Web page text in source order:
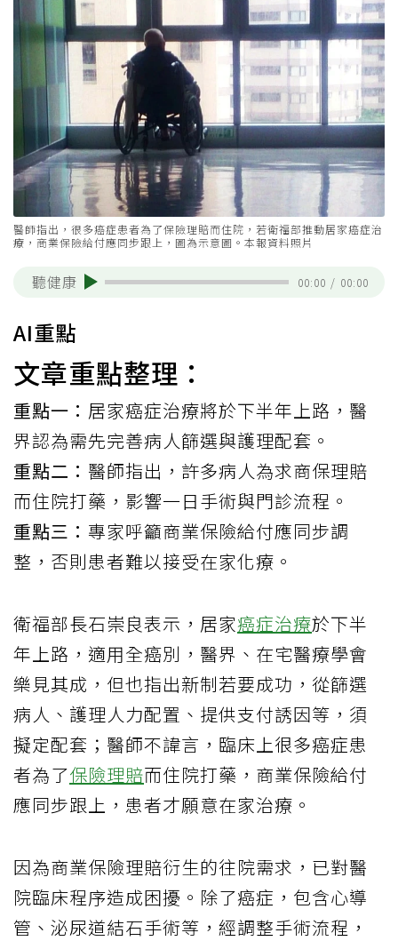
醫師指出，很多癌症患者為了保險理賠而住院，若衛福部推動居家癌症治
療，商業保險給付應同步跟上，圖為示意圖。本報資料照片
聽健康 00:00 / 00:00
AI重點
文章重點整理：
重點一： 居家癌症治療將於下半年上路，醫
界認為需先完善病人篩選與護理配套。
重點二： 醫師指出，許多病人為求商保理賠
而住院打藥，影響一日手術與門診流程。
重點三： 專家呼籲商業保險給付應同步調
整，否則患者難以接受在家化療。
衛福部長石崇良表示，居家癌症治療於下半
年上路，適用全癌別，醫界、在宅醫療學會
樂見其成，但也指出新制若要成功，從篩選
病人、護理人力配置、提供支付誘因等，須
擬定配套；醫師不諱言，臨床上很多癌症患
者為了保險理賠而住院打藥，商業保險給付
應同步跟上，患者才願意在家治療。
因為商業保險理賠衍生的往院需求，已對醫
院臨床程序造成困擾。除了癌症，包含心導
管、泌尿道結石手術等，經調整手術流程，